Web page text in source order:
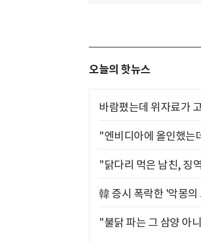
오늘의 핫뉴스
바람폈는데 위자료가
"엔비디아에 올인했는
"닭다리 먹은 남친, 징
韓 증시 폭락한 '악몽
"불닭 파는 그 삼양 아